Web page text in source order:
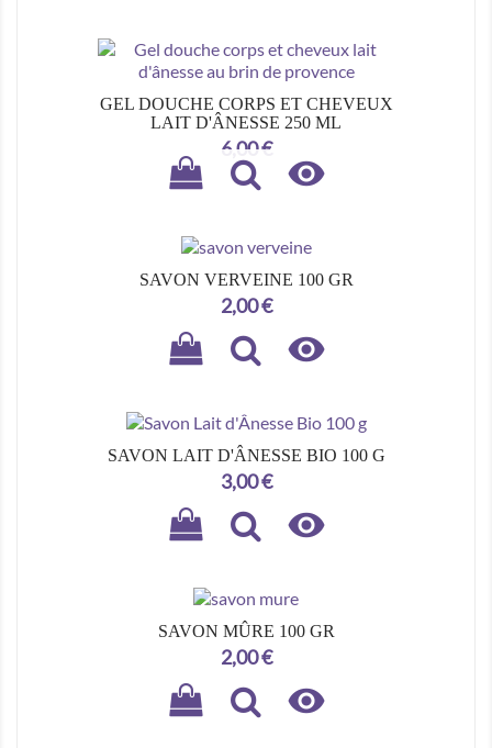
GEL DOUCHE CORPS ET CHEVEUX
LAIT D'ÂNESSE 250 ML
Prix
6,00 €

SAVON VERVEINE 100 GR
Prix
2,00 €

SAVON LAIT D'ÂNESSE BIO 100 G
Prix
3,00 €

SAVON MÛRE 100 GR
Prix
2,00 €
